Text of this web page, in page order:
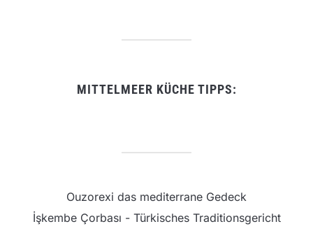
MITTELMEER KÜCHE TIPPS:
Ouzorexi das mediterrane Gedeck
İşkembe Çorbası - Türkisches Traditionsgericht